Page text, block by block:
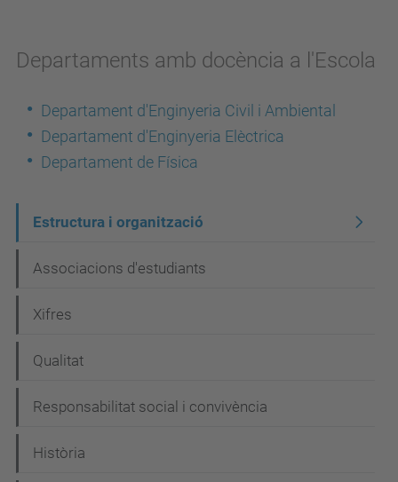
Departaments amb docència a l'Escola
Departament d'Enginyeria Civil i Ambiental
Departament d'Enginyeria Elèctrica
Departament de Física
a
v
g
a
i
ó
Estructura i organització
Associacions d'estudiants
Xifres
Qualitat
Responsabilitat social i convivència
Història